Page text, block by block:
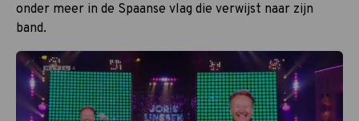
onder meer in de Spaanse vlag die verwijst naar zijn
band.